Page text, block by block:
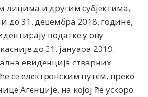
лицима и другим субјектима,
до 31. децембра 2018. године,
податке у ову
до 31. јануара 2019.
евиденција стварних
се електронским путем, преко
Агенције, на којој ће ускоро